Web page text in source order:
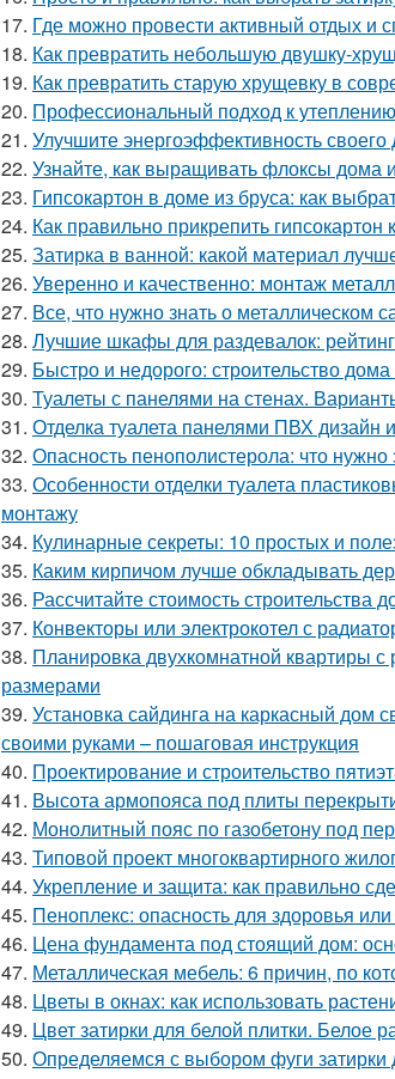
17. Где можно провести активный отдых и
18. Как превратить небольшую двушку-
19. Как превратить старую хрущевку в
20. Профессиональный подход к
21. Улучшите энергоэффективность
22. Узнайте, как выращивать флоксы дома
23. Гипсокартон в доме из бруса: как
24. Как правильно прикрепить
25. Затирка в ванной: какой материал
26. Уверенно и качественно: монтаж
27. Все, что нужно знать о металлическом
28. Лучшие шкафы для раздевалок:
29. Быстро и недорого: строительство дома
30. Туалеты с панелями на стенах.
31. Отделка туалета панелями ПВХ
32. Опасность пенополистерола: что нужно
33. Особенности отделки туалета
монтажу
34. Кулинарные секреты: 10 простых и
35. Каким кирпичом лучше обкладывать
36. Рассчитайте стоимость
37. Конвекторы или электрокотел с
38. Планировка двухкомнатной квартиры
размерами
39. Установка сайдинга на каркасный дом
своими руками – пошаговая инструкция
40. Проектирование и строительство
41. Высота армопояса под плиты
42. Монолитный пояс по газобетону под
43. Типовой проект многоквартирного
44. Укрепление и защита: как правильно
45. Пеноплекс: опасность для здоровья
46. Цена фундамента под стоящий дом:
47. Металлическая мебель: 6 причин, по
48. Цветы в окнах: как использовать
49. Цвет затирки для белой плитки. Белое
50. Определяемся с выбором фуги